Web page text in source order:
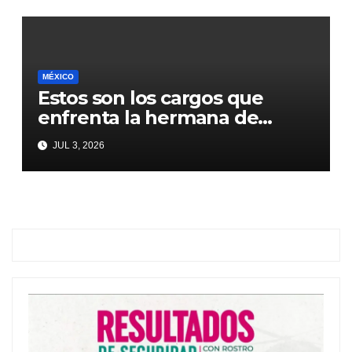
Sheinbaum
MÉXICO
Estos son los cargos que
enfrenta la hermana de
Emilio Lozoya
JUL 3, 2026